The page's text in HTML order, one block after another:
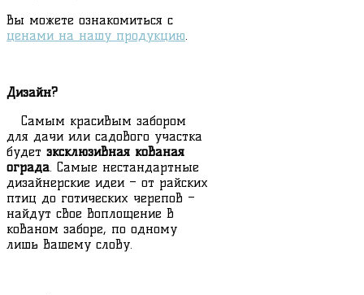
Вы можете ознакомиться с
ценами на нашу продукцию
Дизайн?
Самым красивым забором
для дачи или садового участка
будет эксклюзивная кованая
ограда . Самые нестандартные
дизайнерские идеи – от райских
птиц до готических черепов –
найдут свое воплощение в
кованом заборе, по одному
лишь Вашему слову.